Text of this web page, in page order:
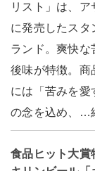
リスト」は、ア
に発売したスタ
ランド。爽快な
後味が特徴。商
には「苦みを愛
の念を込め、…
食品ヒット大賞